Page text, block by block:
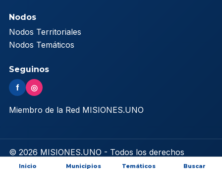
Nodos
Nodos Territoriales
Nodos Temáticos
Seguinos
f ◎
Miembro de la Red MISIONES.UNO
© 2026 MISIONES.UNO - Todos los derechos
reservados
Inicio Municipios Temáticos Buscar